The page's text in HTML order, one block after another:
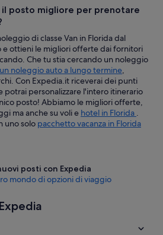
il posto migliore per prenotare
di classe Van in Florida dal
e ottieni le migliori offerte dai fornitori
Che tu stia cercando un noleggio
un noleggio auto a lungo termine,
Con Expedia.it riceverai dei punti
potrai personalizzare l'intero itinerario
posto! Abbiamo le migliori offerte,
ma anche su voli e hotel in Florida .
uno solo pacchetto vacanza in Florida
posti con Expedia
mondo di opzioni di viaggio